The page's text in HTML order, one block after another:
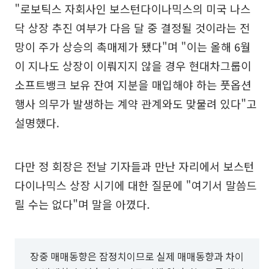
"로보틱스 자회사인 보스턴다이나믹스의 미국 나스
닥 상장 추진 여부가 다음 달 중 결정될 것이라는 전
망이 주가 상승의 촉매제가 됐다"며 "이는 올해 6월
이 지나도 상장이 이뤄지지 않을 경우 현대차그룹이
소프트뱅크 보유 잔여 지분을 매입해야 하는 풋옵션
행사 의무가 발생하는 계약 관계와도 맞물려 있다"고
설명했다.
다만 정 회장은 전날 기자들과 만난 자리에서 보스턴
다이나믹스 상장 시기에 대한 질문에 "여기서 말씀드
릴 수는 없다"며 말을 아꼈다.
장중 매매동향은 잠정치이므로 실제 매매동향과 차이